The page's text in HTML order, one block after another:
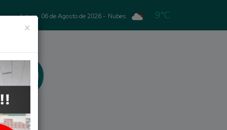
Jueves, 06 de Agosto de 2026 - Nubes 9°C
×